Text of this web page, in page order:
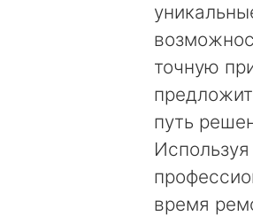
точную
путь
время